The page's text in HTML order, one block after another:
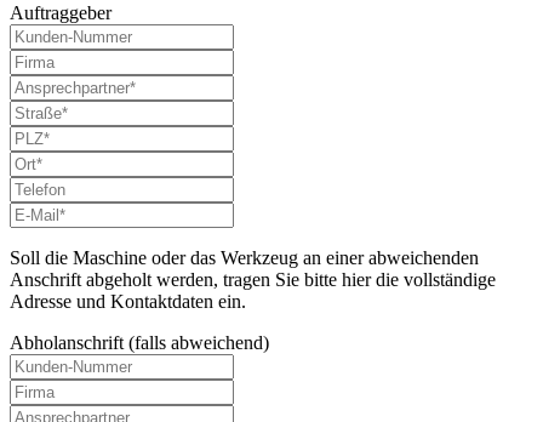
Auftraggeber
Soll die Maschine oder das Werkzeug an einer abweichenden
Anschrift abgeholt werden, tragen Sie bitte hier die vollständige
Adresse und Kontaktdaten ein.
Abholanschrift (falls abweichend)